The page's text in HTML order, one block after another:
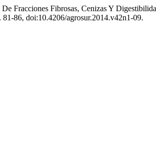
Fracciones Fibrosas, Cenizas Y
86, doi:10.4206/agrosur.2014.v42n1-09.